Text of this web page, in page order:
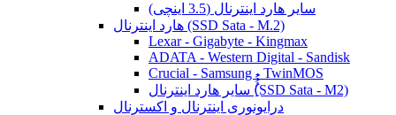
سایر هارد اینترنال (3.5 اینچی)
هارد اینترنال (SSD Sata - M.2)
Lexar - Gigabyte - Kingmax
ADATA - Western Digital - Sandisk
Crucial - Samsung - TwinMOS
سایر هارد اینترنال (ُُُِSSD Sata - M2)
درایونوری اینترنال و اکسترنال